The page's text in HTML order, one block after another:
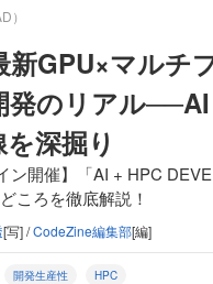
）
GPU×マルチ
発のリアル
深掘り
ン開催】「AI + HPC
ころを徹底解説！
[写] /CodeZine編集部[編]
開発生産性 HPC